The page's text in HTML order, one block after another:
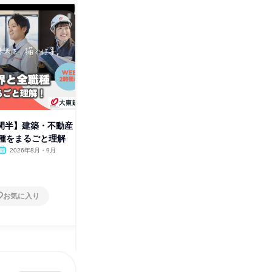
半】建築・不動産
をまるごと理解
2026年8月・9月
お気に入り